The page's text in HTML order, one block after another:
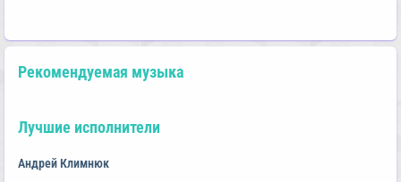
Рекомендуемая музыка
Лучшие исполнители
Андрей Климнюк